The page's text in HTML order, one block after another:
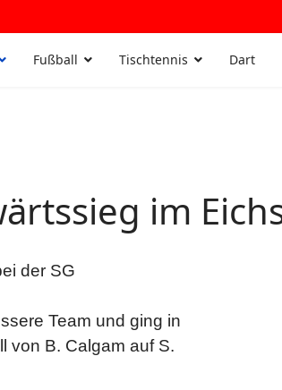
Fußball Tischtennis Dart
im
der SG
Team und ging in
von B. Calgam auf S.